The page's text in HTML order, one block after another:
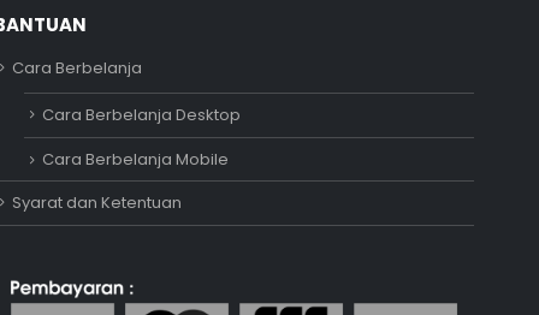
Cara Berbelanja
Cara Berbelanja Desktop
Cara Berbelanja Mobile
Syarat dan Ketentuan
Adipati
Online